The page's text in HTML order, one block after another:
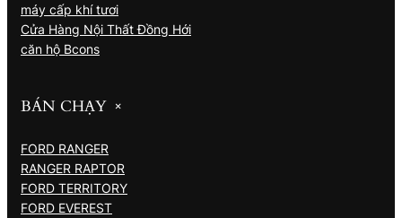
máy cấp khí tươi
Cửa Hàng Nội Thất Đồng Hới
căn hộ Bcons
BÁN CHẠY +
FORD RANGER
RANGER RAPTOR
FORD TERRITORY
FORD EVEREST